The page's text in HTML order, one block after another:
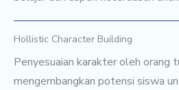
Hollistic Character Building
Penyesuaian karakter oleh orang
mengembangkan potensi siswa